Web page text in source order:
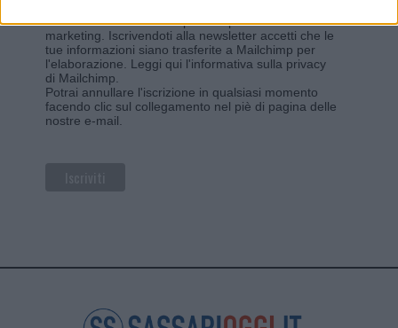
Utilizziamo Mailchimp come piattaforma di
marketing. Iscrivendoti alla newsletter accetti che le
tue informazioni siano trasferite a Mailchimp per
l'elaborazione. Leggi qui l'informativa sulla privacy
di Mailchimp
Potrai annullare l'iscrizione in qualsiasi momento
facendo clic sul collegamento nel piè di pagina delle
nostre e-mail.